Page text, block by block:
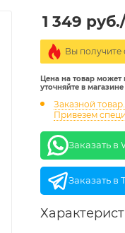
1 349 руб.
Вы получите
Цена на товар может
уточняйте в
Заказной товар.
Привезем
Заказать в
Заказать в